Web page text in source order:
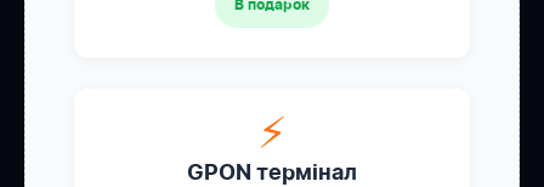
В подарок
⚡
GPON термінал